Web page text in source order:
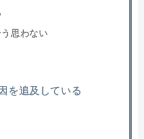
思わない
を追及している